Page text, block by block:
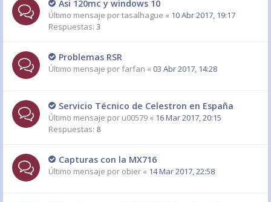
Asi 120mc y windows 10
Último mensaje portasalhague « 10 Abr 2017, 19:17
Respuestas: 3
Problemas RSR
Último mensaje porfarfan « 03 Abr 2017, 14:28
Servicio Técnico de Celestron en España
Último mensaje por u00579 « 16 Mar 2017, 20:15
Respuestas: 8
Capturas con la MX716
Último mensaje por obier « 14 Mar 2017, 22:58